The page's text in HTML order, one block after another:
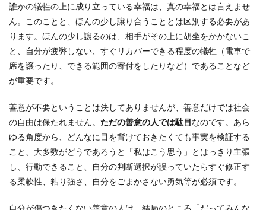
誰かの犠牲の上に成り立っている幸福は、真の幸福とは言えませ
ん。このことと、ほんの少し譲り合うこととは区別する必要があ
ります。ほんの少し譲るのは、相手がその上に胡坐をかかないこ
と、自分が疲弊しない、すぐリカバーできる程度の犠牲（電車で
席を譲ったり、できる範囲の寄付をしたりなど）であることなど
が重要です。
善意が不要ということは決してありませんが、善意だけでは社会
の自由は保たれません。 ただの善意の人では駄目なのです。あら
ゆる角度から、どんなに目を背けておきたくても事実を検証する
こと、大多数がどうであろうと「私はこう思う」とはっきり主張
し、行動できること、自分の判断選択が誤っていたらすぐ修正す
る柔軟性、粘り強さ、自分をごまかさない勇気等が必須です。
自分が傷つきたくない善意の人は、結局のところ「だってみんな